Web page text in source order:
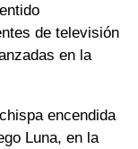
de televisión
en la
encendida
Luna, en la